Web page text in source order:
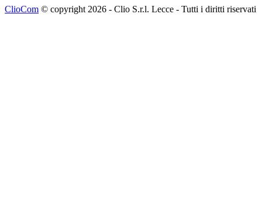
ClioCom © copyright 2026 - Clio S.r.l. Lecce - Tutti i diritti riservati